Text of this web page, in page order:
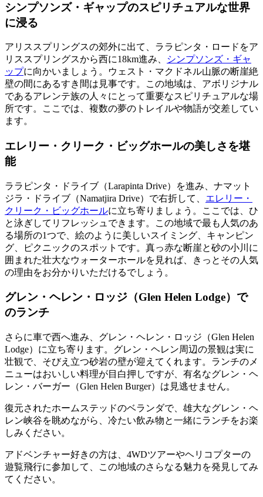
シンプソンズ・ギャップのスピリチュアルな世界
に浸る
アリススプリングスの郊外に出て、ララピンタ・ロードをア
リススプリングスから西に18km進み、
シンプソンズ・ギャ
ップに向かいましょう。ウェスト・マクドネル山脈の断崖絶
壁の間にあるすき間は見事です。この地域は、アボリジナル
であるアレンテ族の人々にとって重要なスピリチュアルな場
所です。ここでは、複数の夢のトレイルや物語が交差してい
ます。
エレリー・クリーク・ビッグホールの美しさを堪
能
ララピンタ・ドライブ（Larapinta Drive）を進み、ナマット
ジラ・ドライブ（Namatjira Drive）で右折して、 エレリー・
クリーク・ビッグホールに立ち寄りましょう。ここでは、ひ
と泳ぎしてリフレッシュできます。この地域で最も人気のあ
る場所の1つで、絵のように美しいスイミング、キャンピン
グ、ピクニックのスポットです。真っ赤な断崖と砂の小川に
囲まれた壮大なウォーターホールを見れば、きっとその人気
の理由をお分かりいただけるでしょう。
グレン・ヘレン・ロッジ（Glen Helen Lodge）で
のランチ
さらに車で西へ進み、グレン・ヘレン・ロッジ（Glen Helen
Lodge）に立ち寄ります。グレン・ヘレン周辺の景観は実に
壮観で、そびえ立つ砂岩の壁が迎えてくれます。ランチのメ
ニューはおいしい料理が目白押しですが、有名なグレン・ヘ
レン・バーガー（Glen Helen Burger）は見逃せません。
復元されたホームステッドのベランダで、雄大なグレン・ヘ
レン峡谷を眺めながら、冷たい飲み物と一緒にランチをお楽
しみください。
アドベンチャー好きの方は、4WDツアーやヘリコプターの
遊覧飛行に参加して、この地域のさらなる魅力を発見してみ
てください。